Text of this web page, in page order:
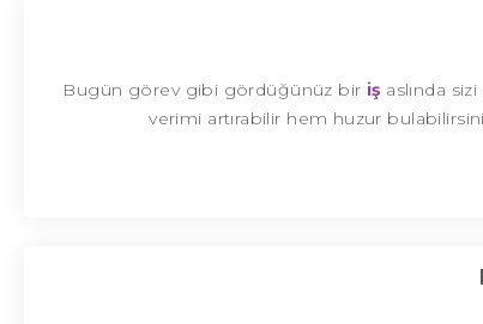
Bugün görev gibi gördüğünüz bir iş aslında
verimi artırabilir hem huzur